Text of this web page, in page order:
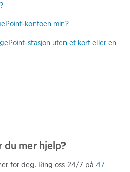
kontoen min?
stasjon uten et kort eller en
du mer hjelp?
for deg. Ring oss 24/7 på 47